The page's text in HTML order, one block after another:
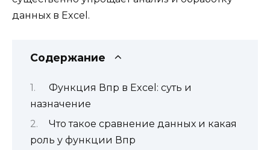
данных в Excel.
Содержание
Функция Впр в Excel: суть и
назначение
Что такое сравнение данных и какая
роль у функции Впр